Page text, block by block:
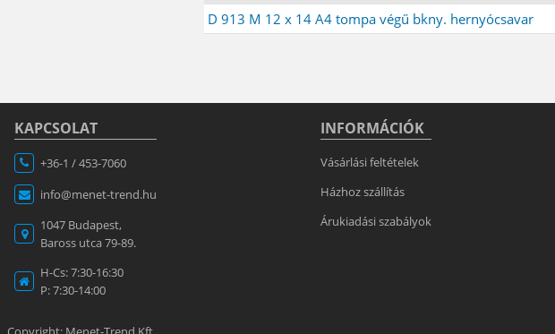
D 913 M 12 x 14 A4 tompa végű bkny. hernyócsavar
KAPCSOLAT
+36-1 / 453-7060
info@menet-trend.hu
1047 Budapest,
Baross utca 79-89.
H-Cs: 7:30-16:30
P: 7:30-14:00
INFORMÁCIÓK
Vásárlási feltételek
Házhoz szállítás
Árukiadási szabályok